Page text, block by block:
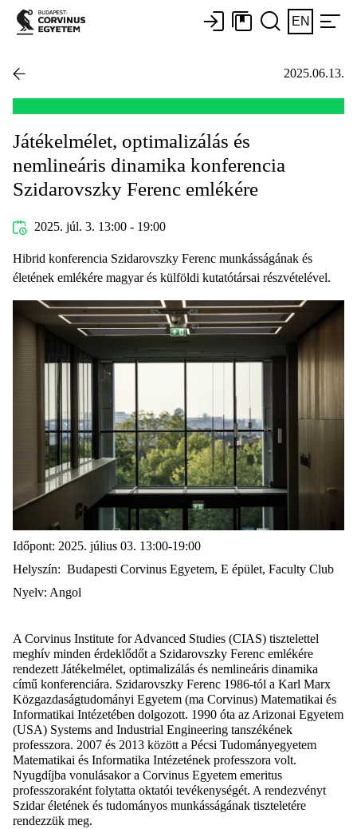
EN
2025.06.13.
Játékelmélet, optimalizálás és
nemlineáris dinamika konferencia
Szidarovszky Ferenc emlékére
2025. júl. 3. 13:00 - 19:00
Hibrid konferencia Szidarovszky Ferenc munkásságának és
életének emlékére magyar és külföldi kutatótársai részvételével.
Időpont: 2025. július 03. 13:00-19:00
Helyszín: Budapesti Corvinus Egyetem, E épület, Faculty Club
Nyelv: Angol
A Corvinus Institute for Advanced Studies (CIAS) tisztelettel
meghív minden érdeklődőt a Szidarovszky Ferenc emlékére
rendezett Játékelmélet, optimalizálás és nemlineáris dinamika
című konferenciára. Szidarovszky Ferenc 1986-tól a Karl Marx
Közgazdaságtudományi Egyetem (ma Corvinus) Matematikai és
Informatikai Intézetében dolgozott. 1990 óta az Arizonai Egyetem
(USA) Systems and Industrial Engineering tanszékének
professzora. 2007 és 2013 között a Pécsi Tudományegyetem
Matematikai és Informatika Intézetének professzora volt.
Nyugdíjba vonulásakor a Corvinus Egyetem emeritus
professzoraként folytatta oktatói tevékenységét. A rendezvényt
Szidar életének és tudományos munkásságának tiszteletére
rendezzük meg.